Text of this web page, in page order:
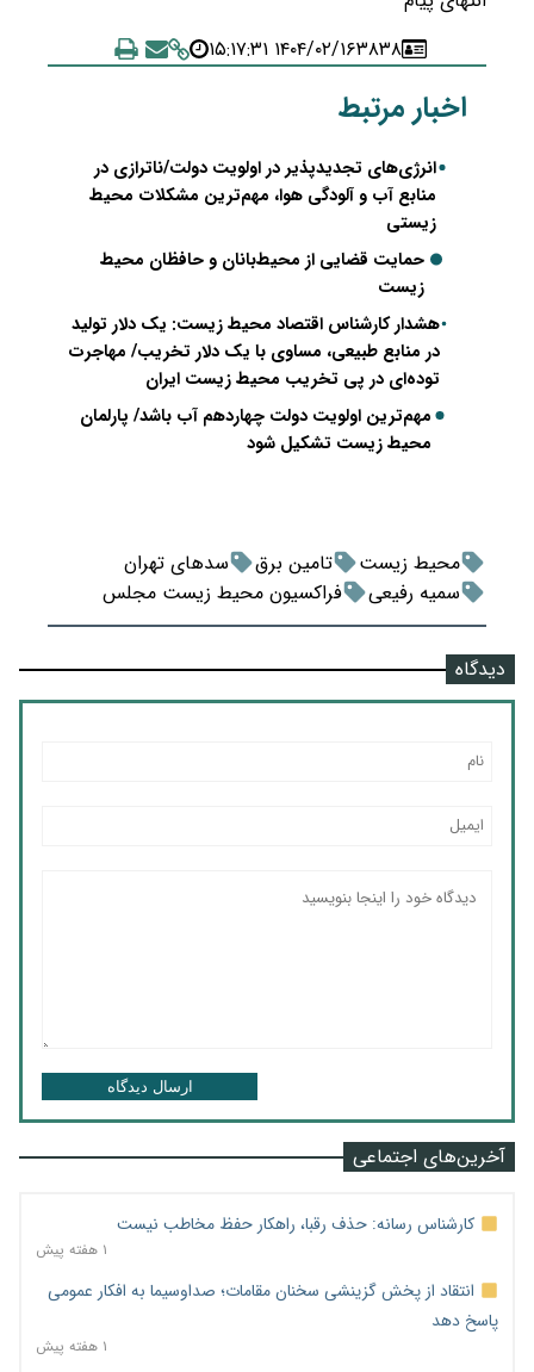
۳۸۳۸۱۴۰۴/۰۲/۱۶ ۱۵:۱۷:۳۱
اخبار مرتبط
انرژی‌های تجدیدپذیر در اولویت دولت/ناترازی در
منابع آب و آلودگی هوا، مهم‌ترین مشکلات محیط
زیستی
حمایت قضایی از محیط‌بانان و حافظان محیط
زیست
هشدار کارشناس اقتصاد محیط زیست: یک دلار تولید
در منابع طبیعی، مساوی با یک دلار تخریب/ مهاجرت
توده‌ای در پی تخریب محیط زیست ایران
مهم‌ترین اولویت دولت چهاردهم آب باشد/ پارلمان
محیط زیست تشکیل شود
محیط زیست تامین برق
سدهای تهران
سمیه رفیعی
فراکسیون محیط زیست مجلس
دیدگاه
ارسال دیدگاه
آخرین‌های اجتماعی
کارشناس رسانه: حذف رقبا، راهکار حفظ مخاطب نیست
۱ هفته پیش
انتقاد از پخش گزینشی سخنان مقامات؛ صداوسیما به افکار عمومی
پاسخ دهد
۱ هفته پیش